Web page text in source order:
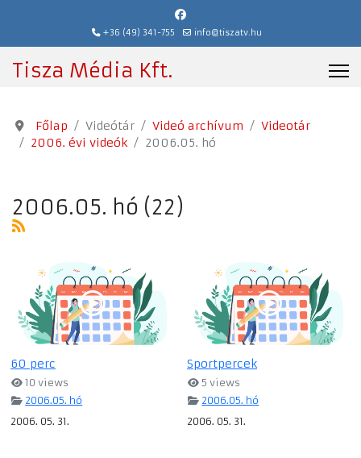
+36 (49) 341-755 info@tiszatv.hu
Tisza Média Kft.
Főlap Videótár Videó archívum
Videotár
2006. évi videók
2006.05. hó
2006.05. hó (22)
60 perc
10 views
2006.05. hó
2006. 05. 31.
Sportpercek
5 views
2006.05. hó
2006. 05. 31.